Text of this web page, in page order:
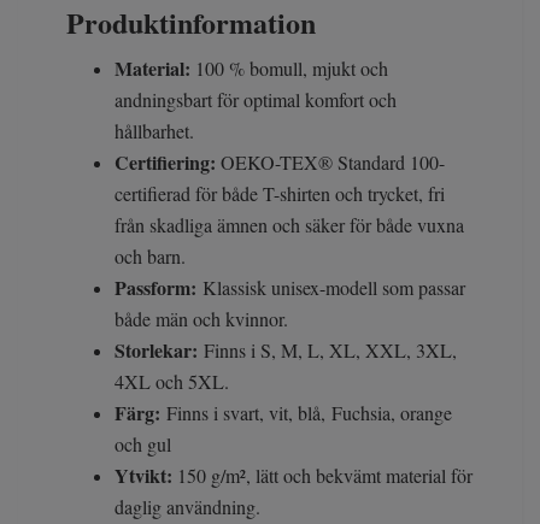
Produktinformation
Material: 100 % bomull, mjukt och
andningsbart för optimal komfort och
hållbarhet.
Certifiering: OEKO-TEX® Standard 100-
certifierad för både T-shirten och trycket, fri
från skadliga ämnen och säker för både vuxna
och barn.
Passform: Klassisk unisex-modell som passar
både män och kvinnor.
Storlekar: Finns i S, M, L, XL, XXL, 3XL,
4XL och 5XL.
Färg: Finns i svart, vit, blå, Fuchsia, orange
och gul
Ytvikt: 150 g/m², lätt och bekvämt material för
daglig användning.